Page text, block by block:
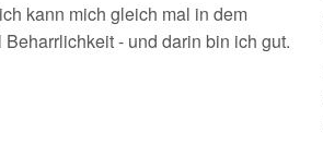
kann mich gleich mal in dem
- und darin bin ich gut.